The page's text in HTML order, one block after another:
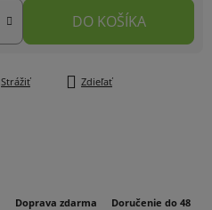
DO KOŠÍKA
Strážiť Zdieľať
Doprava zdarma
Doručenie do 48